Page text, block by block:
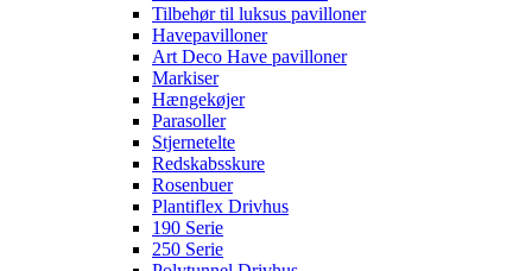
Tilbehør til luksus pavilloner
Havepavilloner
Art Deco Have pavilloner
Markiser
Hængekøjer
Parasoller
Stjernetelte
Redskabsskure
Rosenbuer
Plantiflex Drivhus
190 Serie
250 Serie